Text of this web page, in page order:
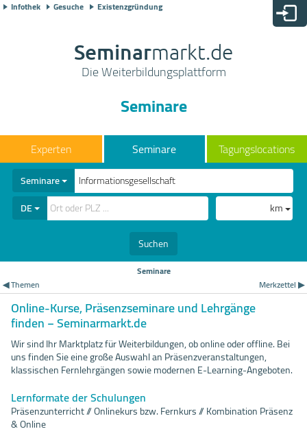
Infothek Gesuche Existenzgründung
Seminarmarkt.de
Die Weiterbildungsplattform
Seminare
Seminare Tagungslocations
Seminare
DE
km
Suchen
Seminare
◀ Themen
Merkzettel ▶
Online-Kurse, Präsenzseminare und Lehrgänge
finden − Seminarmarkt.de
Wir sind Ihr Marktplatz für Weiterbildungen, ob online oder offline. Bei
uns finden Sie eine große Auswahl an Präsenzveranstaltungen,
klassischen Fernlehrgängen sowie modernen E-Learning-Angeboten.
Lernformate der Schulungen
Präsenzunterricht // Onlinekurs bzw. Fernkurs // Kombination Präsenz
& Online